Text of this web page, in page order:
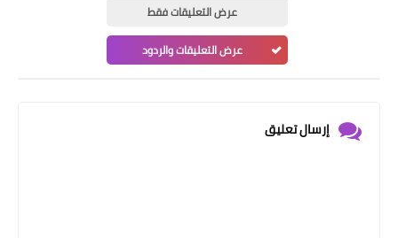
عرض التعليقات فقط
عرض التعليقات والردود
إرسال تعليق